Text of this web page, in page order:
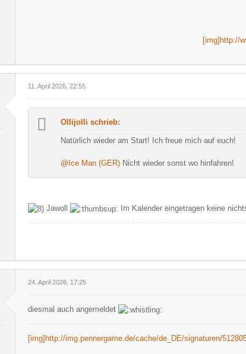
[img]http://
11. April 2026, 22:55
Ollijolli schrieb:
Natürlich wieder am Start! Ich freue mich auf euch!
@Ice Man (GER) Nicht wieder sonst wo hinfahren!
Jawoll Im Kalender eingetragen keine
24. April 2026, 17:25
diesmal auch angemeldet
[img]http://img.pennergame.de/cache/de_DE/signaturen/